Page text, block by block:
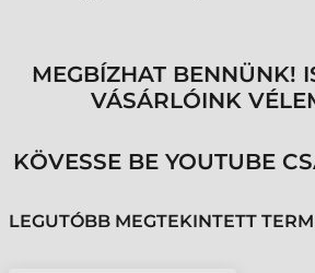
MEGBÍZHAT BENNÜNK!
VÁSÁRLÓINK
KÖVESSE BE YOUTUBE
LEGUTÓBB MEGTEKINTETT